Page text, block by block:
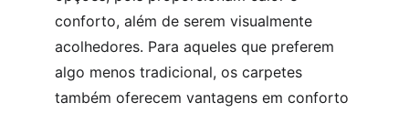
conforto, além de serem visualmente
acolhedores. Para aqueles que preferem
algo menos tradicional, os carpetes
também oferecem vantagens em conforto